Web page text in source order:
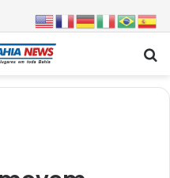
Governo da Bahia entrega 1ª etapa da requalificação do Parque Metropolitano de Pituaçu